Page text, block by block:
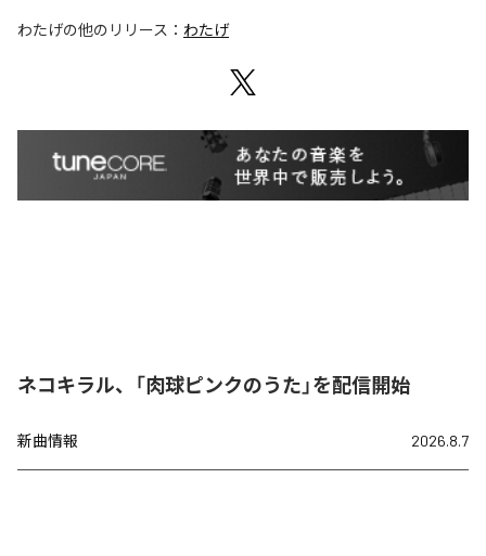
わたげの他のリリース： わたげ
ネコキラル、「肉球ピンクのうた」を配信開始
新曲情報 2026.8.7